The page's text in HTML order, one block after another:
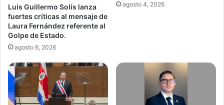
Luis Guillermo Solís lanza
fuertes críticas al mensaje de
Laura Fernández referente al
Golpe de Estado.
agosto 6, 2026
agosto 4, 2026